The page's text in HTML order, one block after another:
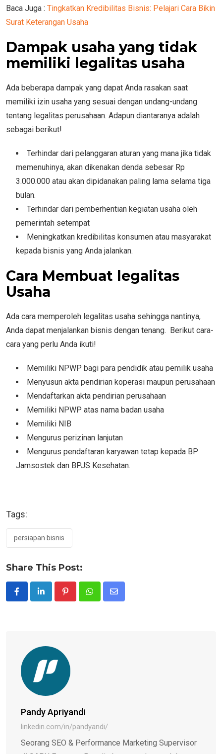
Baca Juga : Tingkatkan Kredibilitas Bisnis: Pelajari Cara Bikin
Surat Keterangan Usaha
Dampak usaha yang tidak
memiliki legalitas usaha
Ada beberapa dampak yang dapat Anda rasakan saat
memiliki izin usaha yang sesuai dengan undang-undang
tentang legalitas perusahaan. Adapun diantaranya adalah
sebagai berikut!
Terhindar dari pelanggaran aturan yang mana jika tidak
memenuhinya, akan dikenakan denda sebesar Rp
3.000.000 atau akan dipidanakan paling lama selama tiga
bulan.
Terhindar dari pemberhentian kegiatan usaha oleh
pemerintah setempat
Meningkatkan kredibilitas konsumen atau masyarakat
kepada bisnis yang Anda jalankan.
Cara Membuat legalitas
Usaha
Ada cara memperoleh legalitas usaha sehingga nantinya,
Anda dapat menjalankan bisnis dengan tenang. Berikut cara-
cara yang perlu Anda ikuti!
Memiliki NPWP bagi para pendidik atau pemilik usaha
Menyusun akta pendirian koperasi maupun perusahaan
Mendaftarkan akta pendirian perusahaan
Memiliki NPWP atas nama badan usaha
Memiliki NIB
Mengurus perizinan lanjutan
Mengurus pendaftaran karyawan tetap kepada BP
Jamsostek dan BPJS Kesehatan.
Tags:
persiapan bisnis
Share This Post:
PinterestWhatsappShare
Pandy Apriyandi
linkedin.com/in/pandyandi/
Seorang SEO & Performance Marketing Supervisor